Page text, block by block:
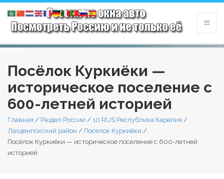
Посёлок Куркиёки —
историческое поселение с
600-летней историей
Главная / Раздел России / 10 RUS Республика Карелия /
Лахденпохский район / Поселок Куркиёки /
Посёлок Куркиёки — историческое поселение с 600-летней
историей